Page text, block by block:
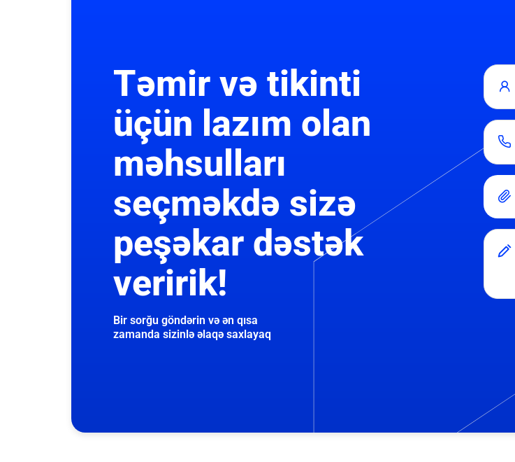
Təmir və tikinti
üçün lazım olan
məhsulları
seçməkdə sizə
peşəkar dəstək
veririk!
Bir sorğu göndərin və ən qısa
zamanda sizinlə əlaqə saxlayaq